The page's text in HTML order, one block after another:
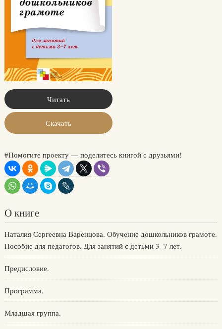
Читать
Скачать
#Помогите проекту — поделитесь книгой с друзьями!
О книге
Наталия Сергеевна Варенцова. Обучение дошкольников грамоте.
Пособие для педагогов. Для занятий с детьми 3–7 лет.
Предисловие.
Программа.
Младшая группа.